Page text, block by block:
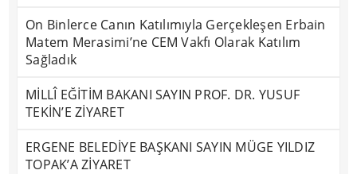
On Binlerce Canın Katılımıyla Gerçekleşen Erbain
Matem Merasimi’ne CEM Vakfı Olarak Katılım
Sağladık
MİLLÎ EĞİTİM BAKANI SAYIN PROF. DR. YUSUF
TEKİN’E ZİYARET
ERGENE BELEDİYE BAŞKANI SAYIN MÜGE YILDIZ
TOPAK’A ZİYARET